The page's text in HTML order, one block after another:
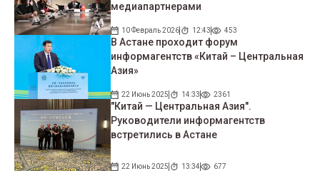
медиапартнерами
10 Февраль 2026 12:43 453
В Астане проходит форум
информагентств «Китай – Центральная
Азия»
22 Июнь 2025 14:33 2361
"Китай — Центральная Азия".
Руководители информагентств
встретились в Астане
22 Июнь 2025 13:34 677